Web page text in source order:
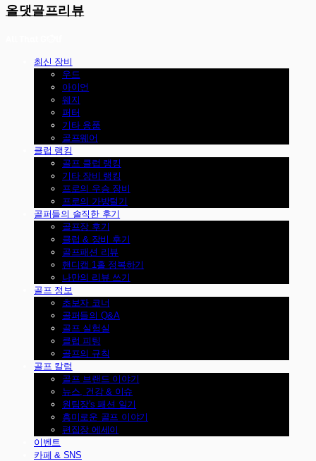
올댓골프리뷰
최신 장비
우드
아이언
웨지
퍼터
기타 용품
골프웨어
클럽 랭킹
골프 클럽 랭킹
기타 장비 랭킹
프로의 우승 장비
프로의 가방털기
골퍼들의 솔직한 후기
골프장 후기
클럽 & 장비 후기
골프패션 리뷰
핸디캡 1홀 정복하기
나만의 리뷰 쓰기
골프 정보
초보자 코너
골퍼들의 Q&A
골프 실험실
클럽 피팅
골프의 규칙
골프 칼럼
골프 브랜드 이야기
뉴스, 건강 & 이슈
원팀장's 패션 일기
흥미로운 골프 이야기
편집장 에세이
이벤트
카페 & SNS